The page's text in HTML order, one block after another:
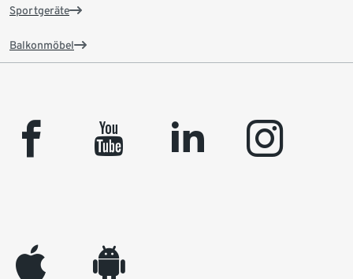
Sportgeräte
Balkonmöbel
facebook youtube linkedin instagram
appleinc android